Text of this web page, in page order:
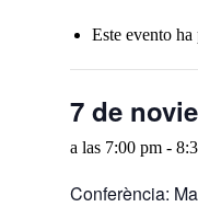
Este evento ha
7 de
a las 7:00 pm -
Conferència: